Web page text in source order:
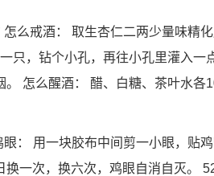
怎么戒酒： 取生杏仁二两少量味精
只，钻个小孔，再往小孔里灌入
。 怎么醒酒： 醋、白糖、茶叶水
眼： 用一块胶布中间剪一小眼，贴
换一次，换六次，鸡眼自消自灭。